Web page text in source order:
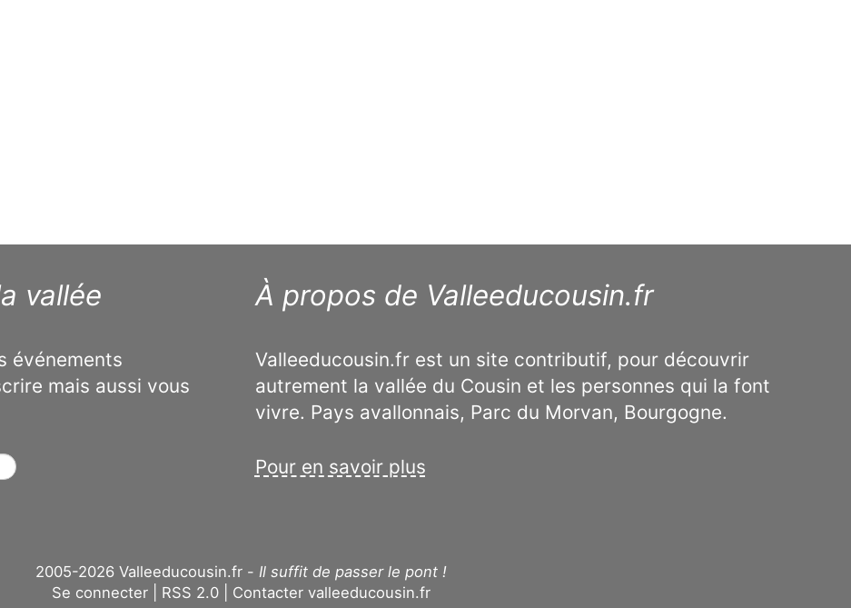
vallée
événements
mais aussi vous
À propos de Valleeducousin.fr
Valleeducousin.fr est un site contributif, pour découvrir
autrement la vallée du Cousin et les personnes qui la font
vivre. Pays avallonnais, Parc du Morvan, Bourgogne.
Pour en savoir plus
2005-2026 Valleeducousin.fr - Il suffit de passer le pont !
Se connecter
RSS 2.0 Contacter valleeducousin.fr